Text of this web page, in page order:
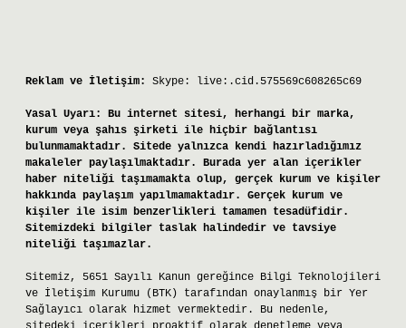
Reklam ve İletişim: Skype: live:.cid.575569c608265c69
Yasal Uyarı:
Bu internet sitesi, herhangi bir marka,
kurum veya şahıs şirketi ile hiçbir bağlantısı
bulunmamaktadır. Sitede yalnızca kendi hazırladığımız
makaleler paylaşılmaktadır. Burada yer alan içerikler
haber niteliği taşımamakta olup, gerçek kurum ve kişiler
hakkında paylaşım yapılmamaktadır. Gerçek kurum ve
kişiler ile isim benzerlikleri tamamen tesadüfidir.
Sitemizdeki bilgiler taslak halindedir ve tavsiye
niteliği taşımazlar.
Sitemiz, 5651 Sayılı Kanun gereğince Bilgi Teknolojileri
ve İletişim Kurumu (BTK) tarafından onaylanmış bir Yer
Sağlayıcı olarak hizmet vermektedir. Bu nedenle,